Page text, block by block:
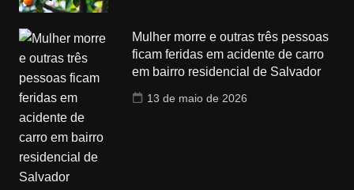
Mulher morre e outras três pessoas
ficam feridas em acidente de carro
em bairro residencial de Salvador
13 de maio de 2026